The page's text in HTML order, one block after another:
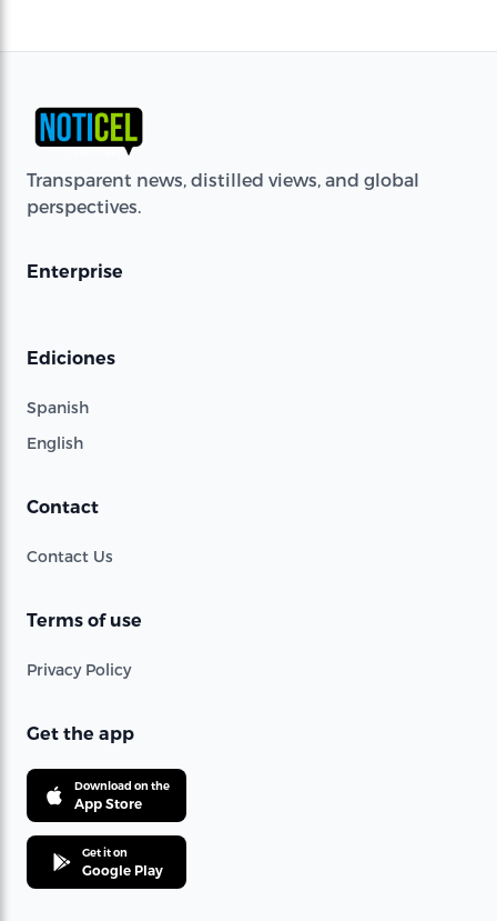
Transparent news, distilled views, and global
perspectives.
Enterprise
Ediciones
Spanish
English
Contact
Contact Us
Terms of use
Privacy Policy
Get the app
Download on the
App Store
Get it on
Google Play